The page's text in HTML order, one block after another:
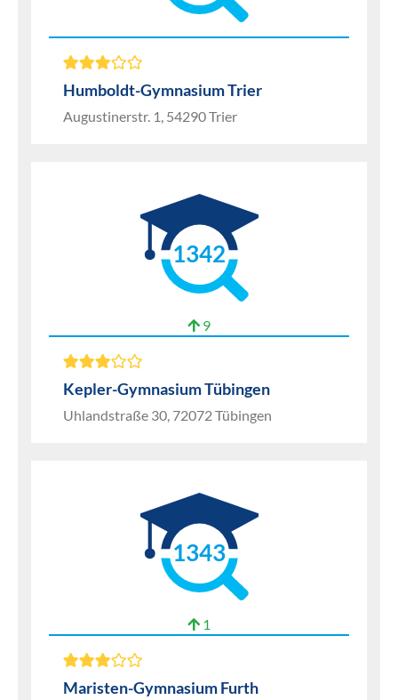
Humboldt-Gymnasium Trier
Augustinerstr. 1, 54290 Trier
1342
9
Kepler-Gymnasium Tübingen
Uhlandstraße 30, 72072 Tübingen
1343
1
Maristen-Gymnasium Furth